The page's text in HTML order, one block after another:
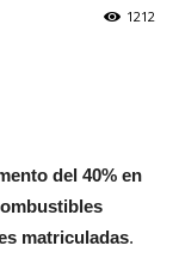
1212
del 40% en
matriculadas.